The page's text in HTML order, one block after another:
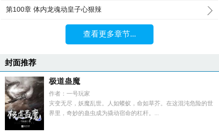
第100章 体内龙魂动皇子心狠辣
查看更多章节...
封面推荐
极道蛊魔
作者：一号玩家
灾变无尽，妖魔乱世。人如蝼蚁，命如草芥。在这混沌危险的世
界里，奇妙的蛊虫成为撬动宿命的杠杆。...